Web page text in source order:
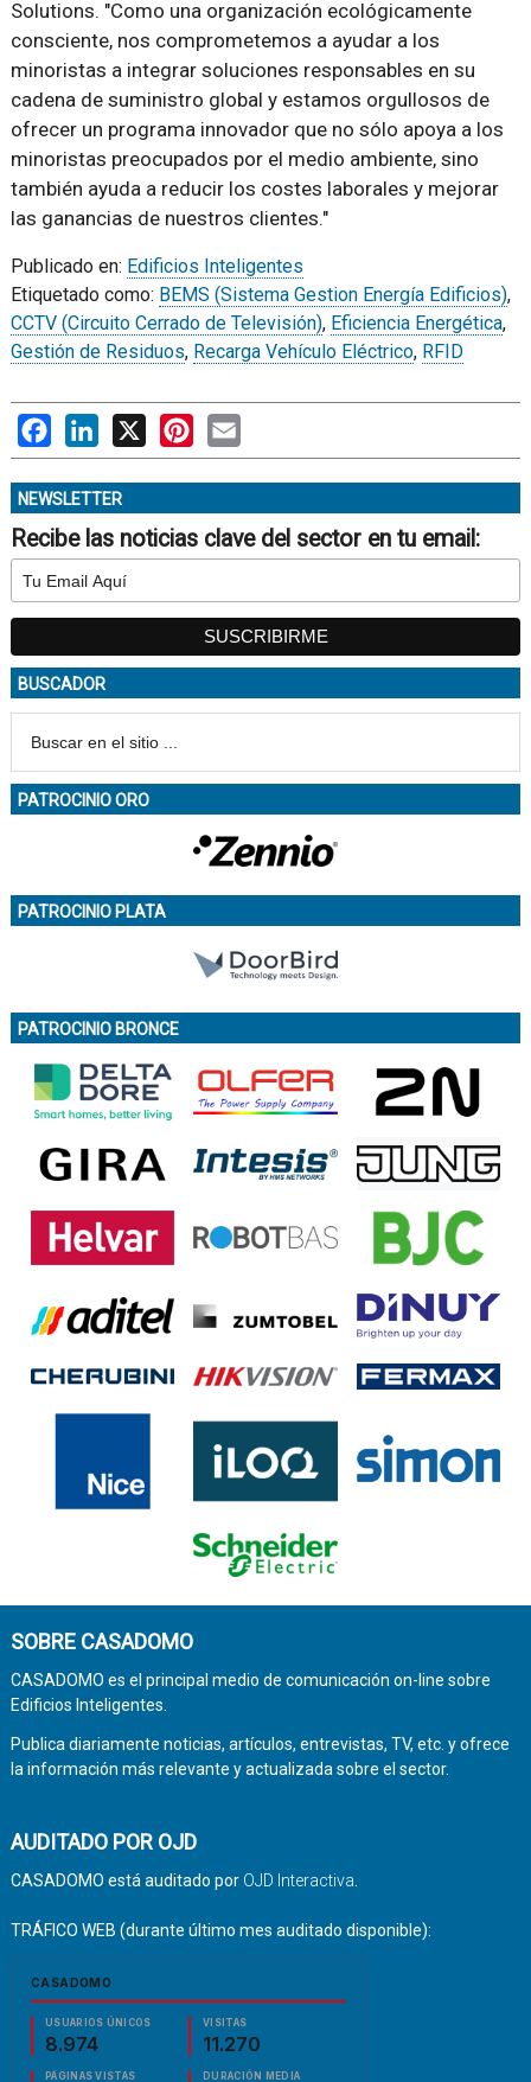
Solutions. "Como una organización ecológicamente
consciente, nos comprometemos a ayudar a los
minoristas a integrar soluciones responsables en su
cadena de suministro global y estamos orgullosos de
ofrecer un programa innovador que no sólo apoya a los
minoristas preocupados por el medio ambiente, sino
también ayuda a reducir los costes laborales y mejorar
las ganancias de nuestros clientes."
Publicado en: Edificios Inteligentes
Etiquetado como: BEMS (Sistema Gestion Energía Edificios),
CCTV (Circuito Cerrado de Televisión), Eficiencia Energética,
Gestión de Residuos, Recarga Vehículo Eléctrico, RFID
FacebookLinkedIn
X PinterestEmail
NEWSLETTER
Recibe las noticias clave del sector en tu email:
BUSCADOR
PATROCINIO ORO
PATROCINIO PLATA
PATROCINIO BRONCE
SOBRE CASADOMO
CASADOMO es el principal medio de comunicación on-line sobre
Edificios Inteligentes.
Publica diariamente noticias, artículos, entrevistas, TV, etc. y ofrece
la información más relevante y actualizada sobre el sector.
AUDITADO POR OJD
CASADOMO está auditado por OJD Interactiva
TRÁFICO WEB (durante último mes auditado disponible):